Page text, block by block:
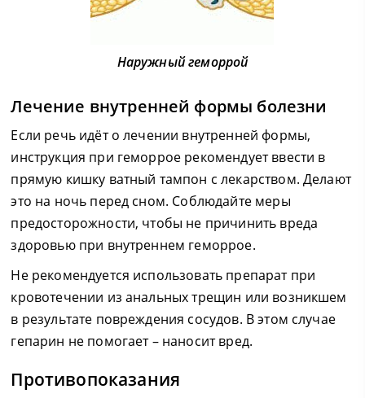
Наружный геморрой
Лечение внутренней формы болезни
Если речь идёт о лечении внутренней формы,
инструкция при геморрое рекомендует ввести в
прямую кишку ватный тампон с лекарством. Делают
это на ночь перед сном. Соблюдайте меры
предосторожности, чтобы не причинить вреда
здоровью при внутреннем геморрое.
Не рекомендуется использовать препарат при
кровотечении из анальных трещин или возникшем
в результате повреждения сосудов. В этом случае
гепарин не помогает – наносит вред.
Противопоказания